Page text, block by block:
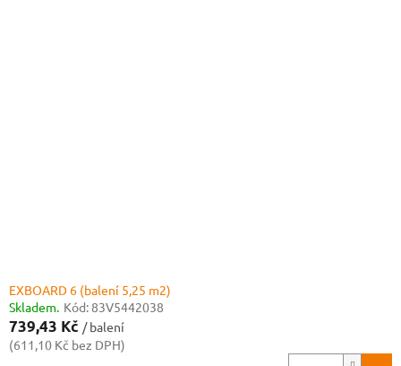
EXBOARD 6 (balení 5,25 m2)
Skladem. Kód:83V5442038
739,43 Kč / balení
(611,10 Kč bez DPH)